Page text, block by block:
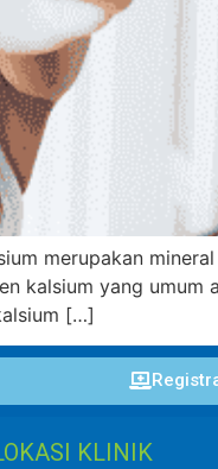
merupakan
kalsium yang umum
[…]
KLINIK